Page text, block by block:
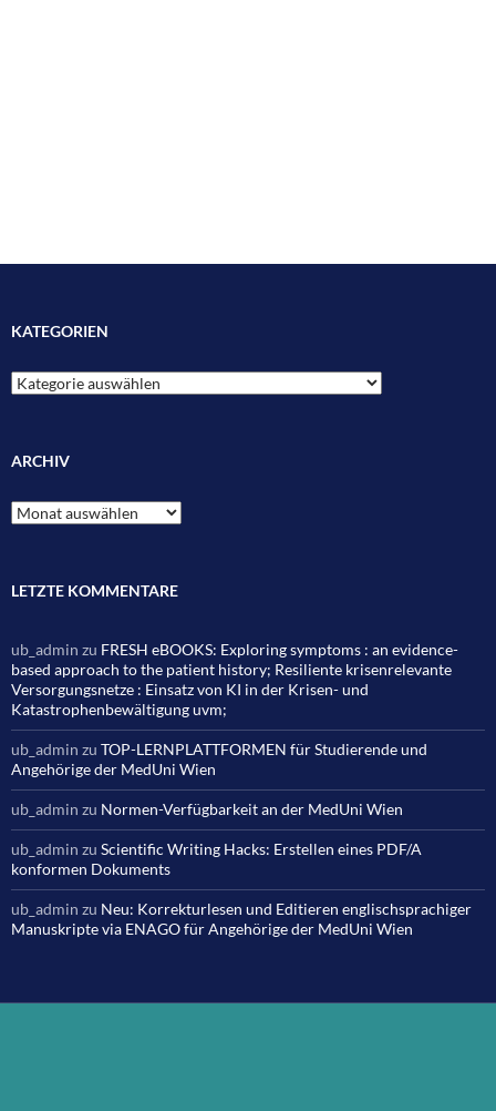
KATEGORIEN
Kategorien
ARCHIV
Archiv
LETZTE KOMMENTARE
ub_admin zu FRESH eBOOKS: Exploring symptoms : an evidence-
based approach to the patient history; Resiliente krisenrelevante
Versorgungsnetze : Einsatz von KI in der Krisen- und
Katastrophenbewältigung uvm;
ub_admin zu TOP-LERNPLATTFORMEN für Studierende und
Angehörige der MedUni Wien
ub_admin zu Normen-Verfügbarkeit an der MedUni Wien
ub_admin zu Scientific Writing Hacks: Erstellen eines PDF/A
konformen Dokuments
ub_admin zu Neu: Korrekturlesen und Editieren englischsprachiger
Manuskripte via ENAGO für Angehörige der MedUni Wien